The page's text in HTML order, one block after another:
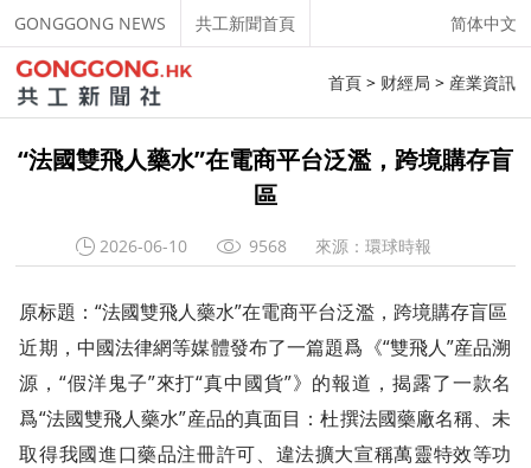
GONGGONG NEWS 共工新聞首頁 简体中文
首頁> 财經局 > 産業資訊
“法國雙飛人藥水”在電商平台泛濫，跨境購存盲
區
2026-06-10 9568 來源：環球時報
原标題：“法國雙飛人藥水”在電商平台泛濫，跨境購存盲區
近期，中國法律網等媒體發布了一篇題爲《“雙飛人”産品溯
源，“假洋鬼子”來打“真中國貨”》的報道，揭露了一款名
爲“法國雙飛人藥水”産品的真面目：杜撰法國藥廠名稱、未
取得我國進口藥品注冊許可、違法擴大宣稱萬靈特效等功